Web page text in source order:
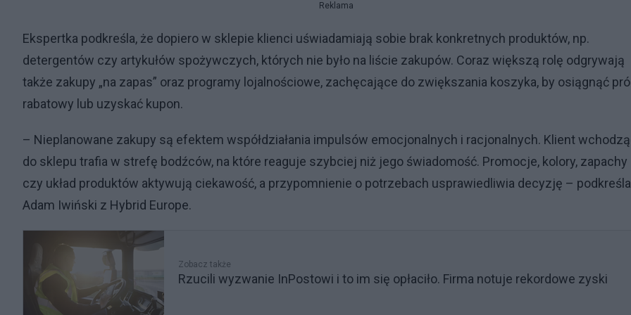
Reklama
Ekspertka podkreśla, że dopiero w sklepie klienci uświadamiają sobie brak konkretnych produktów, np.
detergentów czy artykułów spożywczych, których nie było na liście zakupów. Coraz większą rolę odgrywają
także zakupy „na zapas” oraz programy lojalnościowe, zachęcające do zwiększania koszyka, by osiągnąć
rabatowy lub uzyskać kupon.
– Nieplanowane zakupy są efektem współdziałania impulsów emocjonalnych i racjonalnych. Klient
do sklepu trafia w strefę bodźców, na które reaguje szybciej niż jego świadomość. Promocje, kolory, zapachy
czy układ produktów aktywują ciekawość, a przypomnienie o potrzebach usprawiedliwia decyzję – podkreśla
Adam Iwiński z Hybrid Europe.
Zobacz także
Rzucili wyzwanie InPostowi i to im się opłaciło. Firma notuje rekordowe zyski